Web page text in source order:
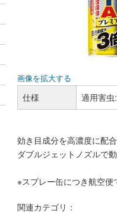
画像を拡大する
仕様 適用害
効き目成分を高濃度に配合
ダブルジェットノズルで
※スプレー缶につき航空
関連カテゴリ：